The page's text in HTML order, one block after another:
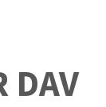
DAV